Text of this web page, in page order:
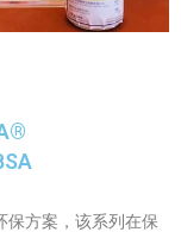
保方案，该系列在保